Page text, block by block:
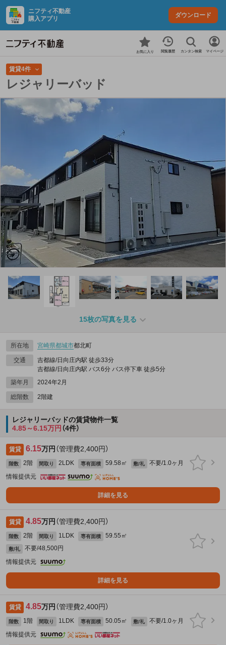
ニフティ不動産
購入アプリ
ダウンロード
お気に入り 閲覧履歴 カンタン検索 マイページ
賃貸4件
レジャリーバッド
15枚の写真を見る
所在地 宮崎県都城市都北町
交通
吉都線/日向庄内駅 徒歩33分
吉都線/日向庄内駅 バス6分 バス停下車 徒歩5分
築年月
2024年2月
総階数 2階建
レジャリーバッドの賃貸物件一覧
4.85～6.15万円 （4件）
賃貸 6.15万円 （管理費2,400円）
階数 2階 間取り 2LDK 専有面積 59.58㎡ 敷/礼
不要/1.0ヶ月
情報提供元
詳細を見る
賃貸 4.85万円 （管理費2,400円）
階数 2階 間取り 1LDK 専有面積 59.55㎡
敷/礼
不要/48,500円
情報提供元
詳細を見る
賃貸 4.85万円 （管理費2,400円）
階数 1階 間取り 1LDK 専有面積 50.05㎡ 敷/礼
不要/1.0ヶ月
情報提供元